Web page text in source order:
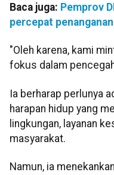
Baca juga: Pemprov
percepat
"Oleh karena, kami
fokus dalam
Ia berharap perlunya
harapan hidup yang
lingkungan, layanan
masyarakat.
Namun, ia